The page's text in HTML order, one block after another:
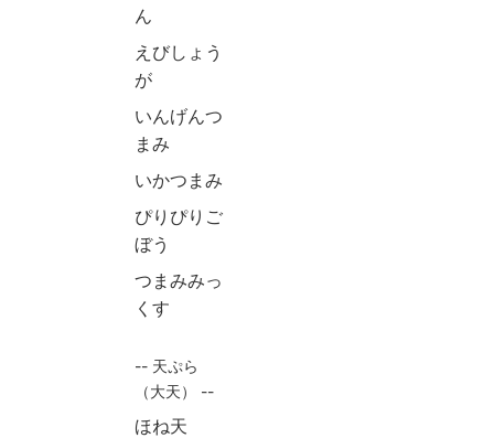
ん
えびしょう
が
いんげんつ
まみ
いかつまみ
ぴりぴりご
ぼう
つまみみっ
くす
-- 天ぷら
（大天） --
ほね天